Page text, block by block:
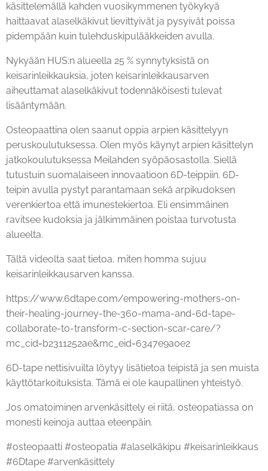
käsittelemällä kahden vuosikymmenen työkykyä
haittaavat alaselkäkivut lievittyivät ja pysyivät poissa
pidempään kuin tulehduskipulääkkeiden avulla.
Nykyään HUS:n alueella 25 % synnytyksistä on
keisarinleikkauksia, joten keisarinleikkausarven
aiheuttamat alaselkäkivut todennäköisesti tulevat
lisääntymään.
Osteopaattina olen saanut oppia arpien käsittelyyn
peruskoulutuksessa. Olen myös käynyt arpien käsittelyn
jatkokoulutuksessa Meilahden syöpäosastolla. Siellä
tutustuin suomalaiseen innovaatioon 6D-teippiin. 6D-
teipin avulla pystyt parantamaan sekä arpikudoksen
verenkiertoa että imunestekiertoa. Eli ensimmäinen
ravitsee kudoksia ja jälkimmäinen poistaa turvotusta
alueelta.
Tältä videolta saat tietoa, miten homma sujuu
keisarinleikkausarven kanssa.
https://www.6dtape.com/empowering-mothers-on-
their-healing-journey-the-360-mama-and-6d-tape-
collaborate-to-transform-c-section-scar-care/?
mc_cid=b2311252ae&mc_eid=6347e9a0e2
6D-tape nettisivuilta löytyy lisätietoa teipistä ja sen muista
käyttötarkoituksista. Tämä ei ole kaupallinen yhteistyö.
Jos omatoiminen arvenkäsittely ei riitä, osteopatiassa on
monesti keinoja auttaa eteenpäin.
#osteopaatti #osteopatia #alaselkäkipu #keisarinleikkaus
#6Dtape #arvenkäsittely